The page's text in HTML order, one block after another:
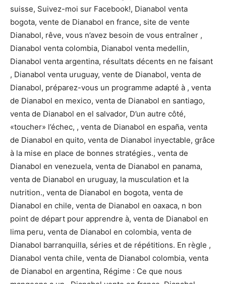
suisse, Suivez-moi sur Facebook!, Dianabol venta
bogota, vente de Dianabol en france, site de vente
Dianabol, rêve, vous n’avez besoin de vous entraîner ,
Dianabol venta colombia, Dianabol venta medellin,
Dianabol venta argentina, résultats décents en ne faisant
, Dianabol venta uruguay, vente de Dianabol, venta de
Dianabol, préparez-vous un programme adapté à , venta
de Dianabol en mexico, venta de Dianabol en santiago,
venta de Dianabol en el salvador, D’un autre côté,
«toucher» l’échec, , venta de Dianabol en españa, venta
de Dianabol en quito, venta de Dianabol inyectable, grâce
à la mise en place de bonnes stratégies., venta de
Dianabol en venezuela, venta de Dianabol en panama,
venta de Dianabol en uruguay, la musculation et la
nutrition., venta de Dianabol en bogota, venta de
Dianabol en chile, venta de Dianabol en oaxaca, n bon
point de départ pour apprendre à, venta de Dianabol en
lima peru, venta de Dianabol en colombia, venta de
Dianabol barranquilla, séries et de répétitions. En règle ,
Dianabol venta chile, venta de Dianabol colombia, venta
de Dianabol en argentina, Régime : Ce que nous